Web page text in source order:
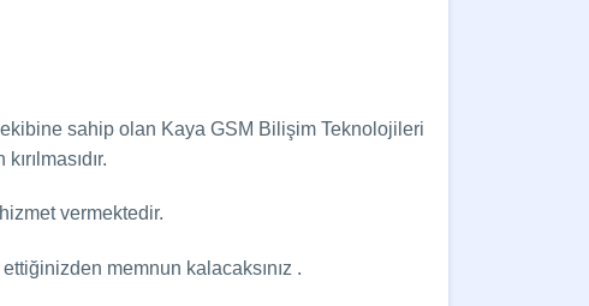
sahip olan Kaya GSM Bilişim Teknolojileri
vermektedir.
memnun kalacaksınız .